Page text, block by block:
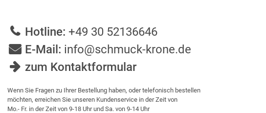
Hotline: +49 30 52136646
E-Mail: info@schmuck-krone.de
zum Kontaktformular
Wenn Sie Fragen zu Ihrer Bestellung haben, oder telefonisch bestellen
möchten, erreichen Sie unseren Kundenservice in der Zeit von
Mo.- Fr. in der Zeit von 9-18 Uhr und Sa. von 9-14 Uhr